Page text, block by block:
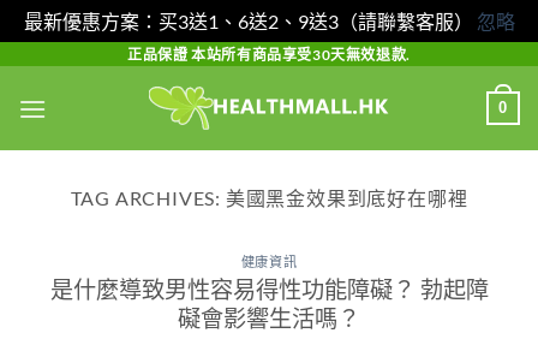
最新優惠方案：买3送1、6送2、9送3（請聯繫客服） 忽略
content
正品保證 本站所有商品享受30天無效退款.
0
TAG ARCHIVES: 美國黑金效果到底好在哪裡
健康資訊
是什麼導致男性容易得性功能障礙？ 勃起障
礙會影響生活嗎？